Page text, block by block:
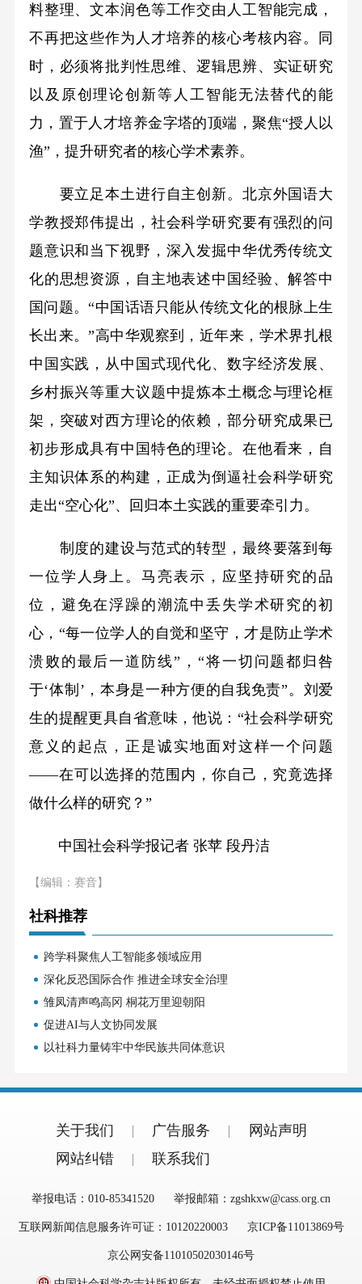
料整理、文本润色等工作交由人工智能完成，
不再把这些作为人才培养的核心考核内容。同
时，必须将批判性思维、逻辑思辨、实证研究
以及原创理论创新等人工智能无法替代的能
力，置于人才培养金字塔的顶端，聚焦“授人以
渔”，提升研究者的核心学术素养。
要立足本土进行自主创新。北京外国语大
学教授郑伟提出，社会科学研究要有强烈的问
题意识和当下视野，深入发掘中华优秀传统文
化的思想资源，自主地表述中国经验、解答中
国问题。“中国话语只能从传统文化的根脉上生
长出来。”高中华观察到，近年来，学术界扎根
中国实践，从中国式现代化、数字经济发展、
乡村振兴等重大议题中提炼本土概念与理论框
架，突破对西方理论的依赖，部分研究成果已
初步形成具有中国特色的理论。在他看来，自
主知识体系的构建，正成为倒逼社会科学研究
走出“空心化”、回归本土实践的重要牵引力。
制度的建设与范式的转型，最终要落到每
一位学人身上。马亮表示，应坚持研究的品
位，避免在浮躁的潮流中丢失学术研究的初
心，“每一位学人的自觉和坚守，才是防止学术
溃败的最后一道防线”，“将一切问题都归咎
于‘体制’，本身是一种方便的自我免责”。刘爱
生的提醒更具自省意味，他说：“社会科学研究
意义的起点，正是诚实地面对这样一个问题
——在可以选择的范围内，你自己，究竟选择
做什么样的研究？”
中国社会科学报记者 张苹 段丹洁
【编辑：赛音】
社科推荐
跨学科聚焦人工智能多领域应用
深化反恐国际合作 推进全球安全治理
雏凤清声鸣高冈 桐花万里迎朝阳
促进AI与人文协同发展
以社科力量铸牢中华民族共同体意识
关于我们 广告服务
网站声明
网站纠错
联系我们
举报电话：010-85341520 举报邮箱：zgshkxw@cass.org.cn
互联网新闻信息服务许可证：10120220003 京ICP备11013869号
京公网安备11010502030146号